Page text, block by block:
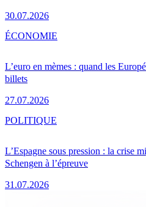
30.07.2026
L’euro en mèmes : quand les
billets
27.07.2026
ÉCONOMIE
L’Espagne sous pression : la crise
Schengen à l’épreuve
31.07.2026
POLITIQUE